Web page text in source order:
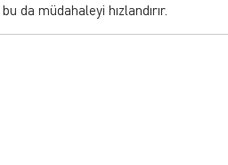
da müdahaleyi hızlandırır.